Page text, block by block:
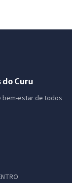
Curu
bem-estar de todos